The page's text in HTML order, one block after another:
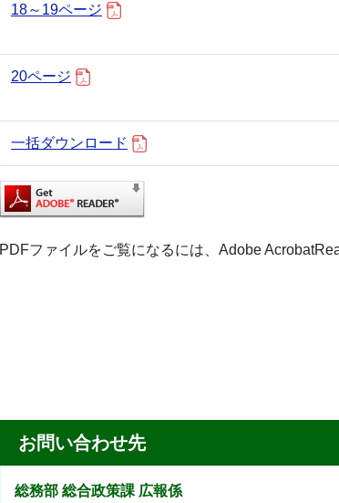
18～19ページ
20ページ
一括ダウンロード
PDFファイルをご覧になるには、Adobe
お問い合わせ先
総務部 総合政策課 広報係